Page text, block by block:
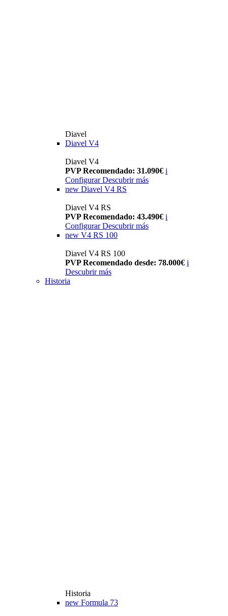
Diavel
Diavel V4
Diavel V4
PVP Recomendado: 31.090€ i
Configurar Descubrir más
new Diavel V4 RS
Diavel V4 RS
PVP Recomendado: 43.490€ i
Configurar Descubrir más
new V4 RS 100
Diavel V4 RS 100
PVP Recomendado desde: 78.000€ i
Descubrir más
Historia
Historia
new Formula 73